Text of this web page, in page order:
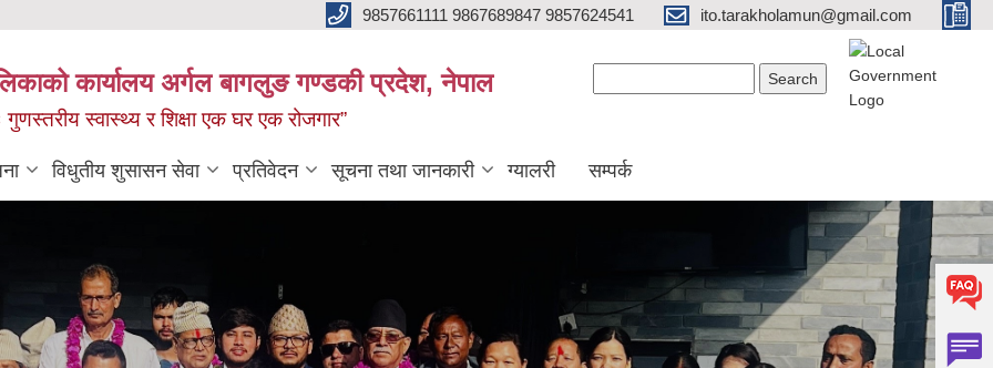
9857661111 9867689847 9857624541 ito.tarakholamun@gmail.com
कार्यालय अर्गल बागलुङ गण्डकी प्रदेश, नेपाल
गुणस्तरीय स्वास्थ्य र शिक्षा एक घर एक रोजगार”
विधुतीय शुसासन सेवा प्रतिवेदन सूचना तथा जानकारी ग्यालरी सम्पर्क